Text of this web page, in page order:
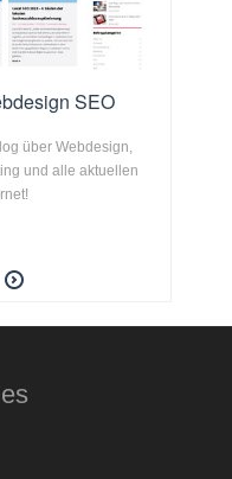
SEO
über Webdesign,
und alle aktuellen